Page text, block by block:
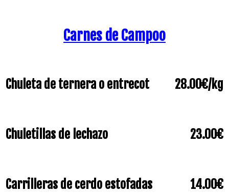
Carnes de Campoo
Chuleta de ternera o entrecot 28.00€/kg
Chuletillas de lechazo 23.00€
Carrilleras de cerdo estofadas 14.00€